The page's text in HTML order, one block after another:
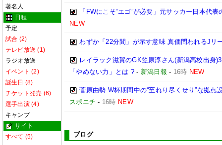
著名人
日程
予定
試合 (2)
テレビ放送 (1)
ラジオ放送
イベント (2)
誕生日 (8)
チケット発売 (6)
選手出演 (4)
キャンプ
サイト
すべて (5)
「FWにこそ“エゴ”が必要」元サッカー日本代
NEW
わずか「22分間」が示す意味 真価問われるJリ
レイラック滋賀のGK笠原淳さん(新潟高校出身
「やめない力」とは ?- 新潟日報 - 16時 NEW
菅原由勢 W杯期間中の“至れり尽くせり”な拠
スポニチ - 16時 NEW
ブログ